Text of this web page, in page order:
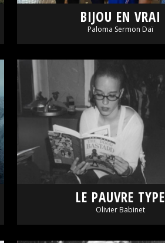
BIJOU EN VRAI
Paloma Sermon Daï
LE PAUVRE TYPE
Olivier Babinet